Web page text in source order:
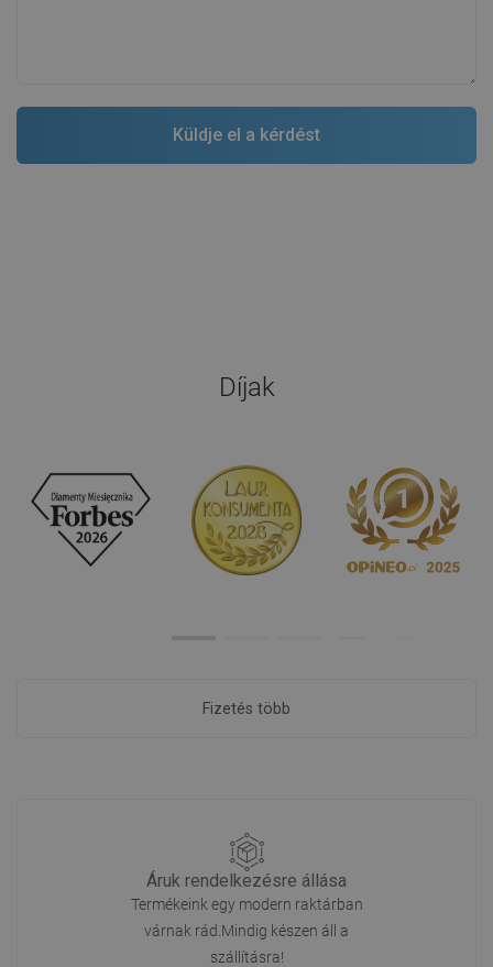
Díjak
Fizetés több
Áruk rendelkezésre állása
Termékeink egy modern raktárban
várnak rád.Mindig készen áll a
szállításra!